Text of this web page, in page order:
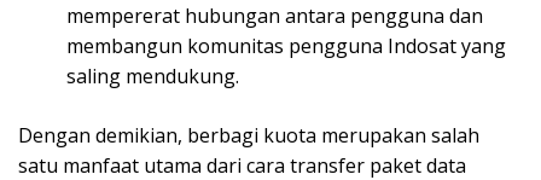
mempererat hubungan antara pengguna dan
membangun komunitas pengguna Indosat yang
saling mendukung.
Dengan demikian, berbagi kuota merupakan salah
satu manfaat utama dari cara transfer paket data